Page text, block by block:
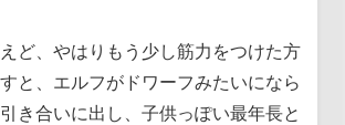
ど、やはりもう少し筋力をつけた方
と、エルフがドワーフみたいになら
き合いに出し、子供っぽい最年長と